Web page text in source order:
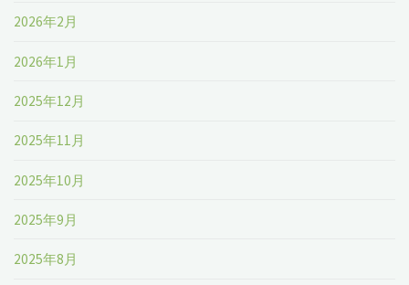
2026年2月
2026年1月
2025年12月
2025年11月
2025年10月
2025年9月
2025年8月